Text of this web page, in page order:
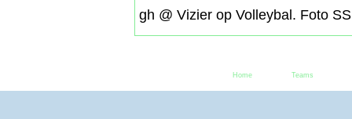
gh @ Vizier op Volleybal. Foto
Home Teams